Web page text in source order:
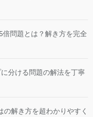
倍問題とは？解き方を完全
分ける問題の解法を丁寧
の解き方を超わかりやすく